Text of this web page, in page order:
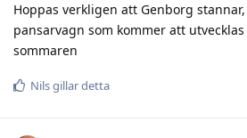
Hoppas verkligen att Genborg
pansarvagn som kommer att
sommaren
Nilsgillar detta